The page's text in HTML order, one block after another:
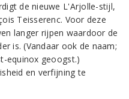
de nieuwe L'Arjolle-stijl,
Teisserenc. Voor deze
langer rijpen waardoor de
is. (Vandaar ook de naam;
equinox geoogst.)
en verfijning te